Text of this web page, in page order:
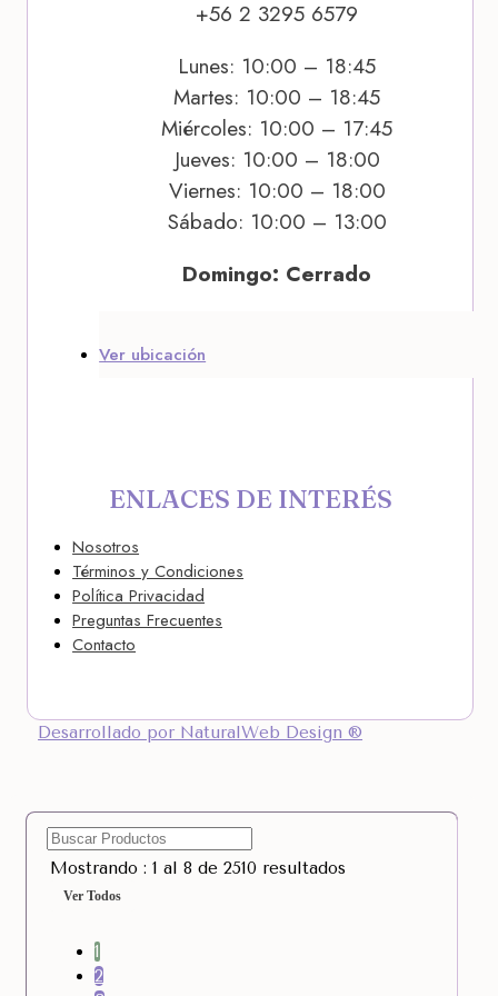
+56 2 3295 6579
Lunes: 10:00 – 18:45
Martes: 10:00 – 18:45
Miércoles: 10:00 – 17:45
Jueves: 10:00 – 18:00
Viernes: 10:00 – 18:00
Sábado: 10:00 – 13:00
Domingo: Cerrado
Ver ubicación
ENLACES DE INTERÉS
Nosotros
Términos y Condiciones
Política Privacidad
Preguntas Frecuentes
Contacto
Desarrollado por NaturalWeb Design ®
Mostrando : 1 al 8 de 2510 resultados
Ver Todos
1
2